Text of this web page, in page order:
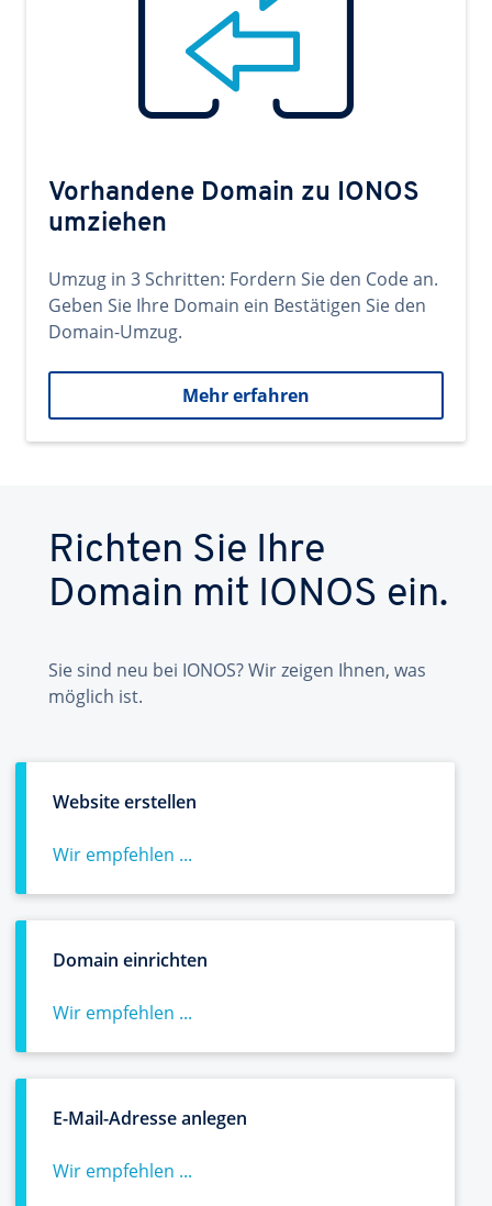
Vorhandene Domain zu IONOS
umziehen
Umzug in 3 Schritten: Fordern Sie den Code an.
Geben Sie Ihre Domain ein Bestätigen Sie den
Domain-Umzug.
Mehr erfahren
Richten Sie Ihre
Domain mit IONOS ein.
Sie sind neu bei IONOS? Wir zeigen Ihnen, was
möglich ist.
Website erstellen
Wir empfehlen ...
Domain einrichten
Wir empfehlen ...
E-Mail-Adresse anlegen
Wir empfehlen ...